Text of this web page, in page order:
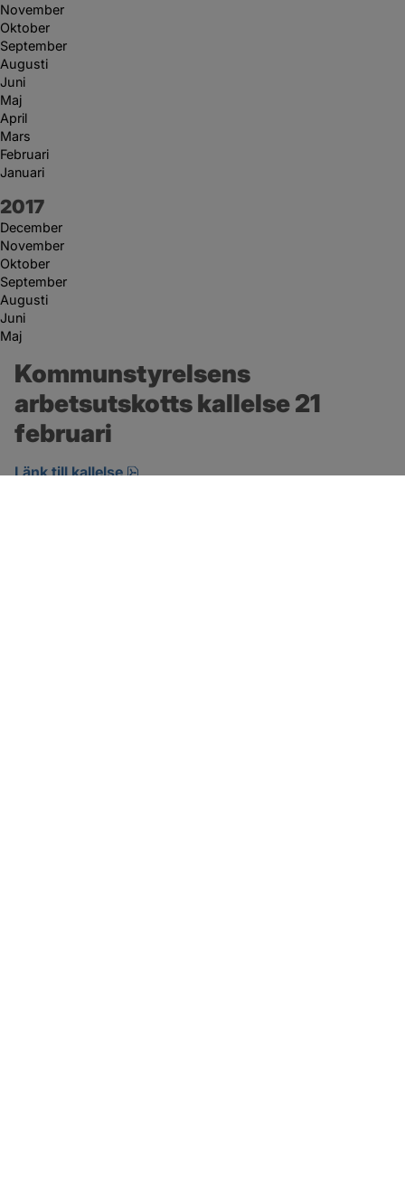
November
Oktober
September
Augusti
Juni
Maj
April
Mars
Februari
Januari
År:
2017
December
November
Oktober
September
Augusti
Juni
Maj
Kommunstyrelsens
arbetsutskotts kallelse 21
februari
Länk till kallelse